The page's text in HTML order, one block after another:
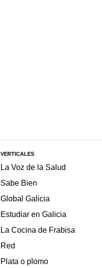
VERTICALES
La Voz de la Salud
Sabe Bien
Global Galicia
Estudiar en Galicia
La Cocina de Frabisa
Red
Plata o plomo